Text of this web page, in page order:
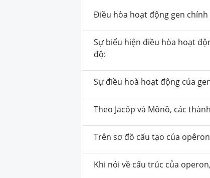
Điều hòa hoạt động gen chính
Sự biểu hiện điều hòa hoạt
độ:
Sự điều hoà hoạt động của
Theo Jacôp và Mônô, các
Trên sơ đồ cấu tạo của
Khi nói về cấu trúc của